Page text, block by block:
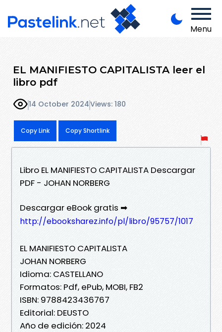
Menu
EL MANIFIESTO CAPITALISTA leer el
libro pdf
14 October 2024Views: 180
Copy Link Copy Shortlink
Libro EL MANIFIESTO CAPITALISTA Descargar
PDF - JOHAN NORBERG
Descargar eBook gratis ➡
http://ebooksharez.info/pl/libro/95757/1017
EL MANIFIESTO CAPITALISTA
JOHAN NORBERG
Idioma: CASTELLANO
Formatos: Pdf, ePub, MOBI, FB2
ISBN: 9788423436767
Editorial: DEUSTO
Año de edición: 2024